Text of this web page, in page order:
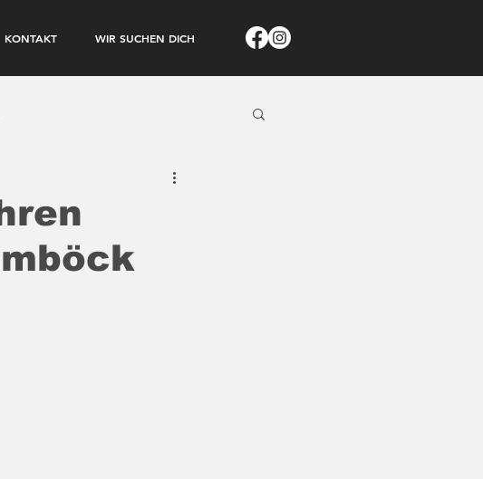
KONTAKT WIR SUCHEN DICH